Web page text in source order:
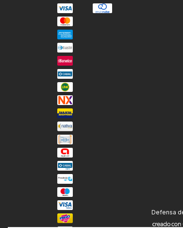
Defensa